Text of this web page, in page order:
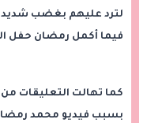
لترد عليهم بغضب شديد:
فيما أكمل رمضان حفل
كما تهالت التعليقات
بسبب فيديو محمد